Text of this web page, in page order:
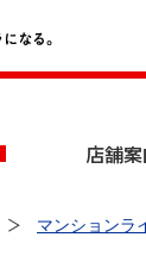
店舗
マンションラ